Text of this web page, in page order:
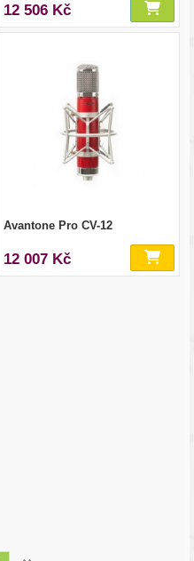
12 506 Kč
Avantone Pro CV-12
12 007 Kč